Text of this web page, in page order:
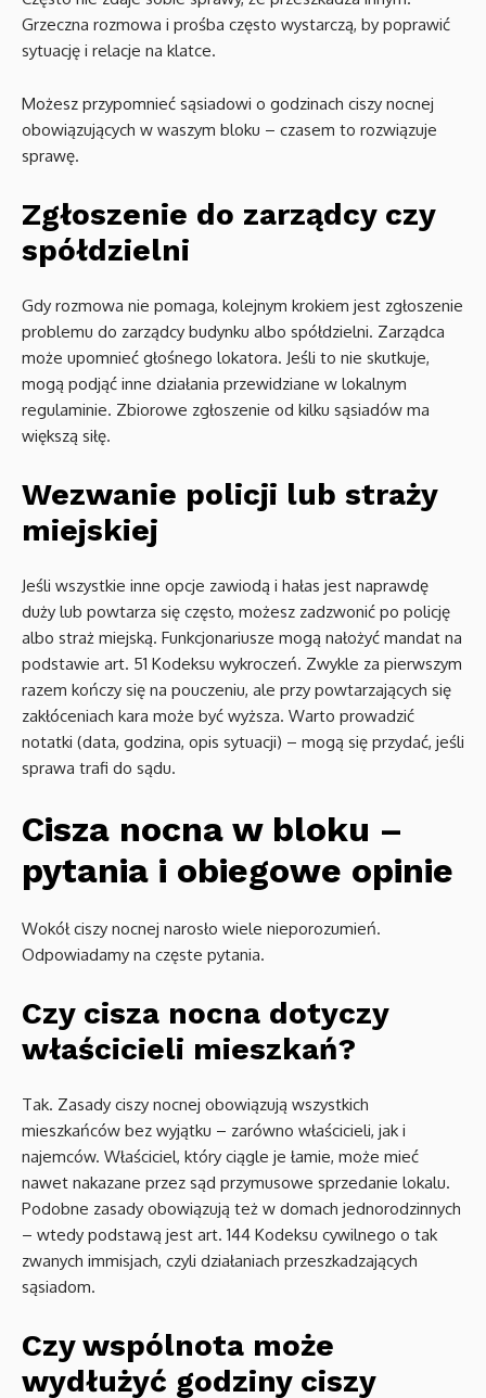
Grzeczna rozmowa i prośba często wystarczą, by poprawić
sytuację i relacje na klatce.
Możesz przypomnieć sąsiadowi o godzinach ciszy nocnej
obowiązujących w waszym bloku – czasem to rozwiązuje
sprawę.
Zgłoszenie do zarządcy czy
spółdzielni
Gdy rozmowa nie pomaga, kolejnym krokiem jest zgłoszenie
problemu do zarządcy budynku albo spółdzielni. Zarządca
może upomnieć głośnego lokatora. Jeśli to nie skutkuje,
mogą podjąć inne działania przewidziane w lokalnym
regulaminie. Zbiorowe zgłoszenie od kilku sąsiadów ma
większą siłę.
Wezwanie policji lub straży
miejskiej
Jeśli wszystkie inne opcje zawiodą i hałas jest naprawdę
duży lub powtarza się często, możesz zadzwonić po policję
albo straż miejską. Funkcjonariusze mogą nałożyć mandat na
podstawie art. 51 Kodeksu wykroczeń. Zwykle za pierwszym
razem kończy się na pouczeniu, ale przy powtarzających się
zakłóceniach kara może być wyższa. Warto prowadzić
notatki (data, godzina, opis sytuacji) – mogą się przydać, jeśli
sprawa trafi do sądu.
Cisza nocna w bloku –
pytania i obiegowe opinie
Wokół ciszy nocnej narosło wiele nieporozumień.
Odpowiadamy na częste pytania.
Czy cisza nocna dotyczy
właścicieli mieszkań?
Tak. Zasady ciszy nocnej obowiązują wszystkich
mieszkańców bez wyjątku – zarówno właścicieli, jak i
najemców. Właściciel, który ciągle je łamie, może mieć
nawet nakazane przez sąd przymusowe sprzedanie lokalu.
Podobne zasady obowiązują też w domach jednorodzinnych
– wtedy podstawą jest art. 144 Kodeksu cywilnego o tak
zwanych immisjach, czyli działaniach przeszkadzających
sąsiadom.
Czy wspólnota może
wydłużyć godziny ciszy